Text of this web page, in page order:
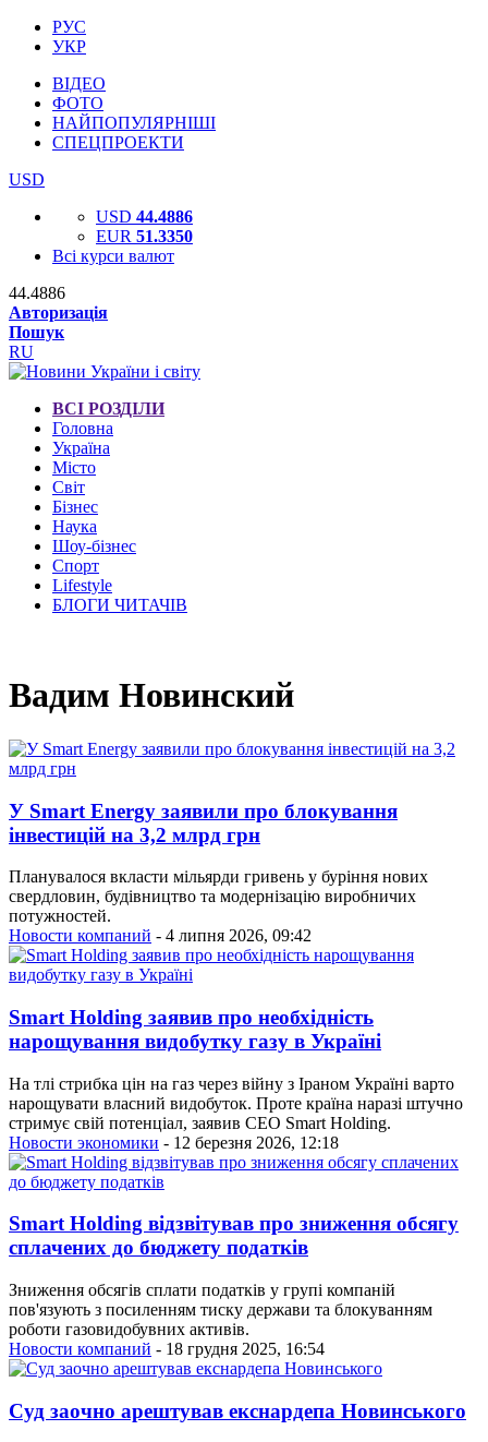
РУС
УКР
ВІДЕО
ФОТО
НАЙПОПУЛЯРНІШІ
СПЕЦПРОЕКТИ
USD
USD 44.4886
EUR 51.3350
Всі курси валют
44.4886
Авторизація
Пошук
RU
ВСІ РОЗДІЛИ
Головна
Україна
Місто
Світ
Бізнес
Наука
Шоу-бізнес
Спорт
Lifestyle
БЛОГИ ЧИТАЧІВ
Вадим Новинский
У Smart Energy заявили про блокування
інвестицій на 3,2 млрд грн
Планувалося вкласти мільярди гривень у буріння нових
свердловин, будівництво та модернізацію виробничих
потужностей.
Новости компаний - 4 липня 2026, 09:42
Smart Holding заявив про необхідність
нарощування видобутку газу в Україні
На тлі стрибка цін на газ через війну з Іраном Україні варто
нарощувати власний видобуток. Проте країна наразі штучно
стримує свій потенціал, заявив СЕО Smart Holding.
Новости экономики - 12 березня 2026, 12:18
Smart Holding відзвітував про зниження обсягу
сплачених до бюджету податків
Зниження обсягів сплати податків у групі компаній
пов'язують з посиленням тиску держави та блокуванням
роботи газовидобувних активів.
Новости компаний - 18 грудня 2025, 16:54
Суд заочно арештував екснардепа Новинського